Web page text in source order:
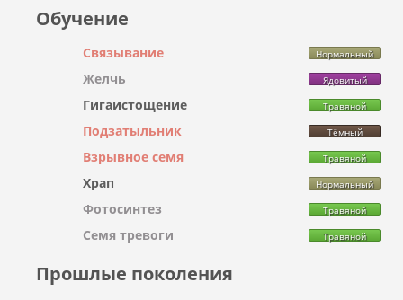
Обучение
Связывание Нормальный
Желчь Ядовитый
Гигаистощение Травяной
Подзатыльник Тёмный
Взрывное семя Травяной
Храп Нормальный
Фотосинтез Травяной
Семя тревоги Травяной
Прошлые поколения